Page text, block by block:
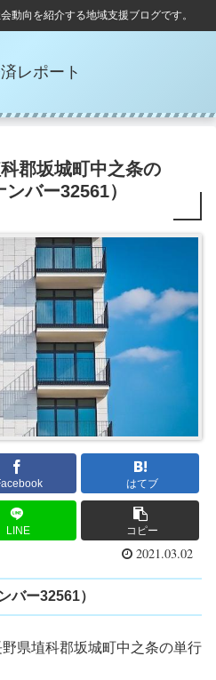
動向を紹介する地域支援ブログです。
レポート
郡坂城町中之条の
バー32561）
はてブ
LINE コピー
2021.03.02
バー32561）
県埴科郡坂城町中之条の単行